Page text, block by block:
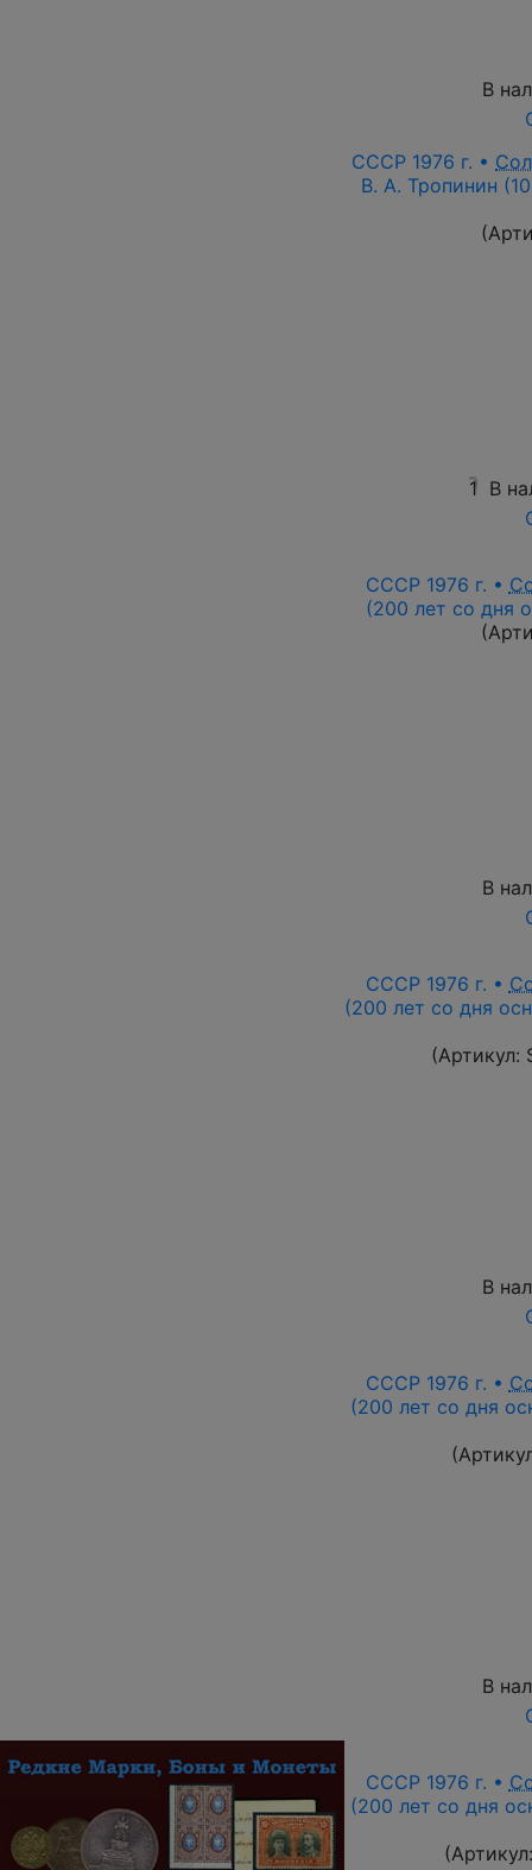
В
СССР 1976 г. •
В. А. Тропинин
1 В
СССР 1976 г. •
(200 лет со дня
В
СССР 1976 г. •
(200 лет со дня
(Артикул:
В
СССР 1976 г. •
(200 лет со дня
В
СССР 1976 г. •
(200 лет со дня